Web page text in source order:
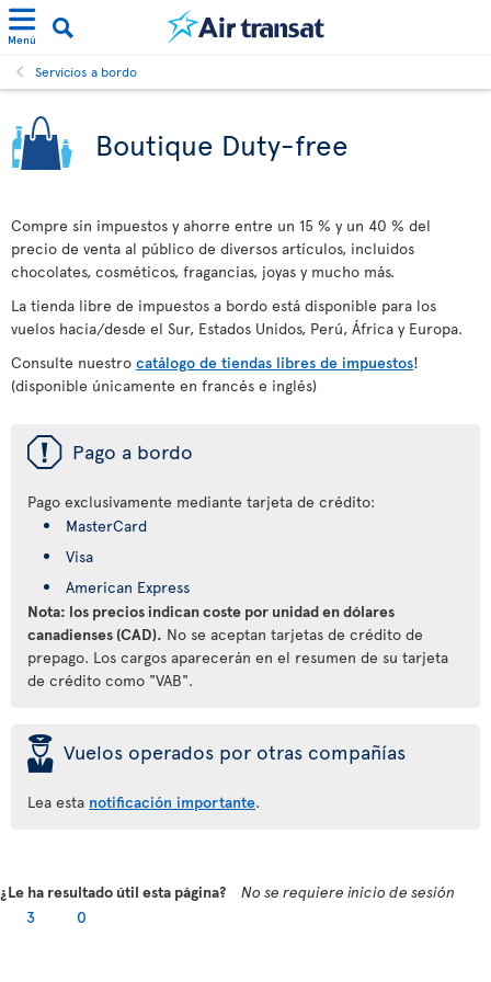
Menú
Servicios a bordo
Boutique Duty-free
Compre sin impuestos y ahorre entre un 15 % y un 40 % del
precio de venta al público de diversos artículos, incluidos
chocolates, cosméticos, fragancias, joyas y mucho más.
La tienda libre de impuestos a bordo está disponible para los
vuelos hacia/desde el Sur, Estados Unidos, Perú, África y Europa.
Consulte nuestro catálogo de tiendas libres de impuestos!
(disponible únicamente en francés e inglés)
ü Pago a bordo
Pago exclusivamente mediante tarjeta de crédito:
MasterCard
Visa
American Express
Nota: los precios indican coste por unidad en dólares
canadienses (CAD). No se aceptan tarjetas de crédito de
prepago. Los cargos aparecerán en el resumen de su tarjeta
de crédito como "VAB".
þ Vuelos operados por otras compañías
Lea esta notificación importante.
¿Le ha resultado útil esta página?
No se requiere inicio de sesión
3
0